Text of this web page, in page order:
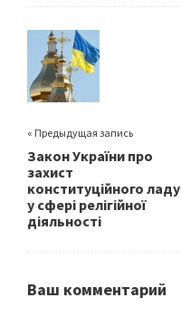
o
o
k
er
« Предыдущая запись
Закон України про
захист
конституційного ладу
у сфері релігійної
діяльності
Ваш комментарий